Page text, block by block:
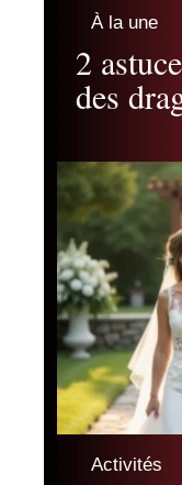
À la une
2
des
Activités